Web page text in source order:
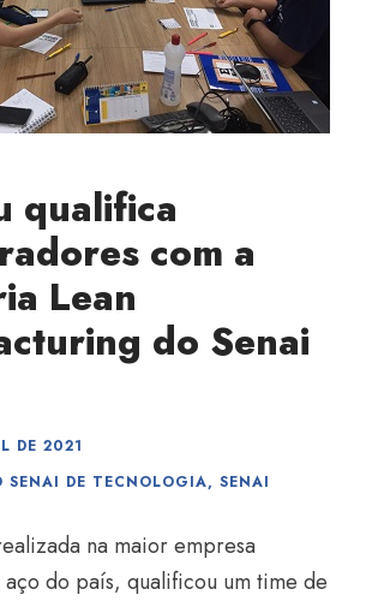
qualifica
com a
Lean
do Senai
DE 2021
SENAI DE TECNOLOGIA, SENAI
na maior empresa
do país, qualificou um time de